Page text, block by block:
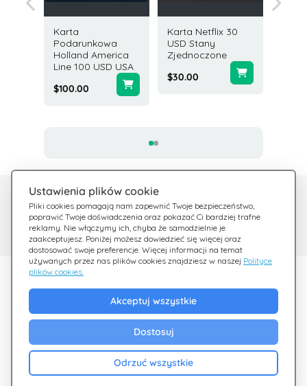
Karta
Podarunkowa
Holland America
Line 100 USD USA
$100.00
Karta Netflix 30
USD Stany
Zjednoczone
$30.00
Ustawienia plików cookie
Pliki cookies pomagają nam zapewnić Twoje bezpieczeństwo,
poprawić Twoje doświadczenia oraz pokazać Ci bardziej trafne
reklamy. Nie włączymy ich, chyba że samodzielnie je
zaakceptujesz. Poniżej możesz dowiedzieć się więcej oraz
dostosować swoje preferencje. Więcej informacji na temat
używanych przez nas plików cookies znajdziesz w naszej Polityce
plików cookies.
Akceptuj wszystkie
Dostosuj
Odrzuć wszystkie
Potrzebujesz pomocy?
Jesteśmy tu dla Ciebie
Centrum pomocy
Sprawdź nasze FAQ
Odkryj Giftsy
Cashback
Blog